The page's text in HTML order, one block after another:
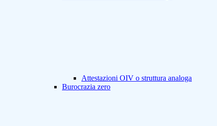
Attestazioni OIV o struttura analoga
Burocrazia zero